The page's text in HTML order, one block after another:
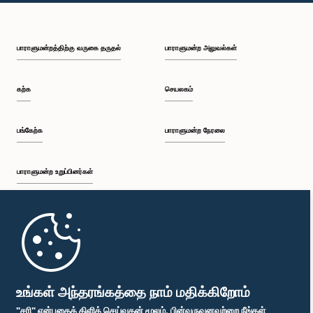
உங்கள் அந்தரங்கத்தை நாம் மதிக்கிறோம்
"சரி" என்பதைக் கிளிக் செய்வதன் மூலம், பின்வருவனவற்றை நீங்கள்
பி.ப. 2:01 - பி.ப. 2:12
பி.ப. 2:20 - பி.ப. 2:29
பாராளுமன்றத்திற்கு வருகை தருதல்
கற்க
பங்கேற்க
பாராளுமன்ற உறுப்பினர்கள்
முதற்பக்கம்
பாராளுமன்ற அலுவல்கள்
செயலகம்
பாராளுமன்ற நேரலை
பாராளுமன்ற கையடக்க செயலி